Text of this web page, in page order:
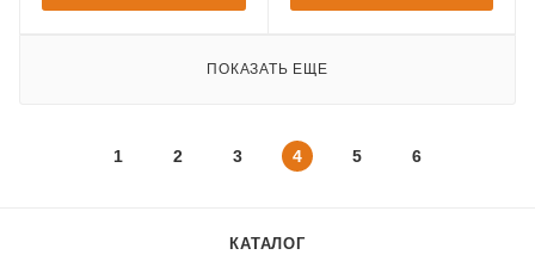
ПОКАЗАТЬ ЕЩЕ
1 2 3 4 5 6
КАТАЛОГ